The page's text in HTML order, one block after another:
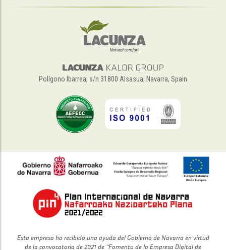
Polígono Ibarrea, s/n 31800 Alsasua, Navarra, Spain
Esta empresa ha recibido una ayuda del Gobierno de Navarra en virtud
de la convocatoria de 2021 de “Fomento de la Empresa Digital de